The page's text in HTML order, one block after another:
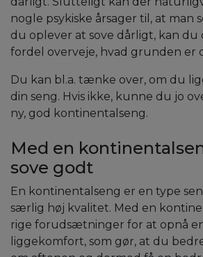
nogle psykiske årsager til, at man
du oplever at sove dårligt, kan du
fordel overveje, hvad grunden er
Du kan bl.a. tænke over, om du
din seng. Hvis ikke, kunne du jo
ny, god kontinentalseng.
Med en
sove godt
En kontinentalseng er en type
særlig høj kvalitet. Med en
rige forudsætninger for at opnå
liggekomfort, som gør, at du